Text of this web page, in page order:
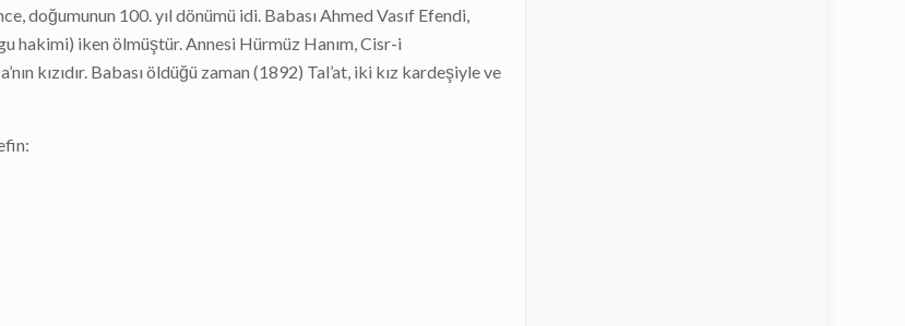
doğumunun 100. yıl dönümü idi. Babası Ahmed Vasıf Efendi,
hakimi) iken ölmüştür. Annesi Hürmüz Hanım, Cisr-i
kızıdır. Babası öldüğü zaman (1892) Tal’at, iki kız kardeşiyle ve